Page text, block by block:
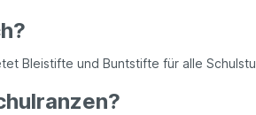
Bleistifte und Buntstifte für alle